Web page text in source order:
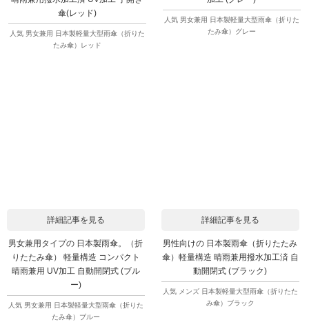
傘(レッド)
人気 男女兼用 日本製軽量大型雨傘（折りた
たみ傘）レッド
人気 男女兼用 日本製軽量大型雨傘（折りた
たみ傘）グレー
詳細記事を見る
男女兼用タイプの 日本製雨傘。（折
りたたみ傘） 軽量構造 コンパクト
晴雨兼用 UV加工 自動開閉式 (ブル
ー)
人気 男女兼用 日本製軽量大型雨傘（折りた
たみ傘）ブルー
詳細記事を見る
男性向けの 日本製雨傘（折りたたみ
傘）軽量構造 晴雨兼用撥水加工済 自
動開閉式 (ブラック)
人気 メンズ 日本製軽量大型雨傘（折りたた
み傘）ブラック